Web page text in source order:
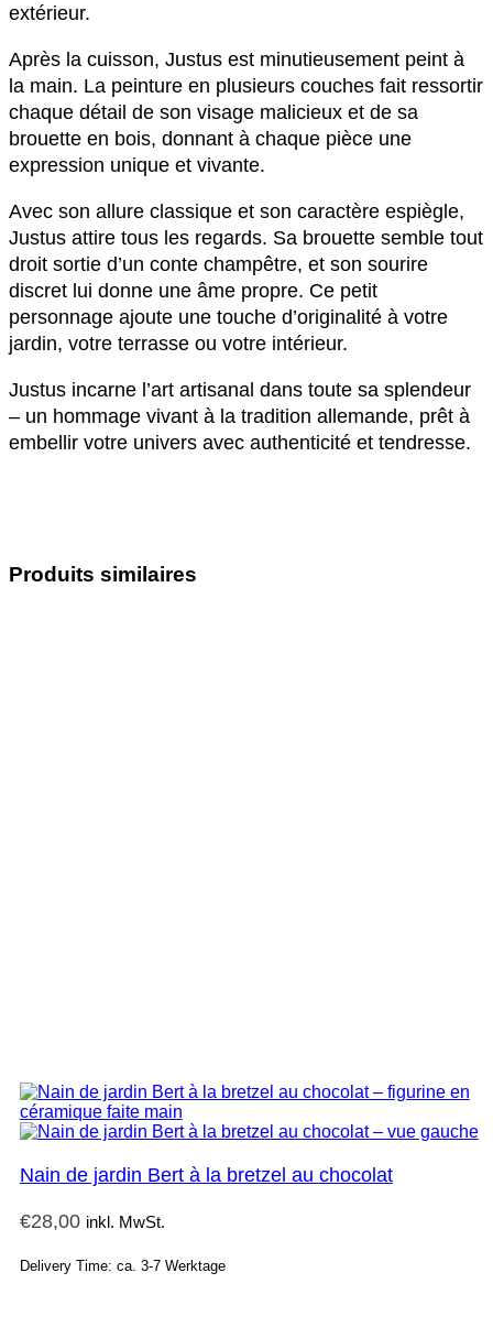
extérieur.
Après la cuisson, Justus est minutieusement peint à
la main. La peinture en plusieurs couches fait ressortir
chaque détail de son visage malicieux et de sa
brouette en bois, donnant à chaque pièce une
expression unique et vivante.
Avec son allure classique et son caractère espiègle,
Justus attire tous les regards. Sa brouette semble tout
droit sortie d’un conte champêtre, et son sourire
discret lui donne une âme propre. Ce petit
personnage ajoute une touche d’originalité à votre
jardin, votre terrasse ou votre intérieur.
Justus incarne l’art artisanal dans toute sa splendeur
– un hommage vivant à la tradition allemande, prêt à
embellir votre univers avec authenticité et tendresse.
Produits similaires
Nain de jardin Bert à la bretzel au chocolat
€28,00 inkl. MwSt.
Delivery Time: ca. 3-7 Werktage